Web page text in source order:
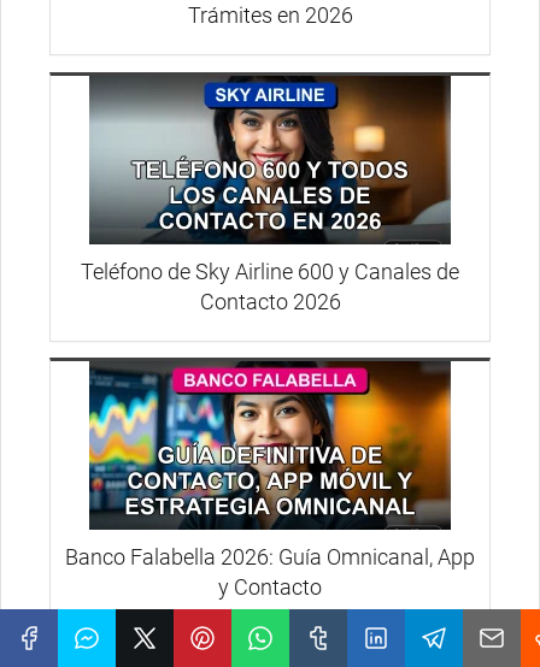
Trámites en 2026
Teléfono de Sky Airline 600 y Canales de
Contacto 2026
Banco Falabella 2026: Guía Omnicanal, App
y Contacto